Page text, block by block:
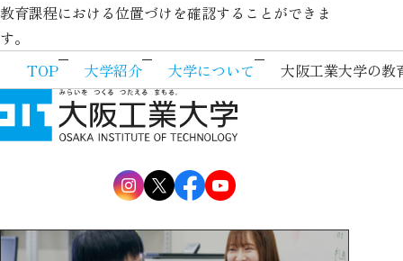
教育課程における位置づけを確認することができま
す。
TOP
大学紹介 大学について 大阪工業大学の教